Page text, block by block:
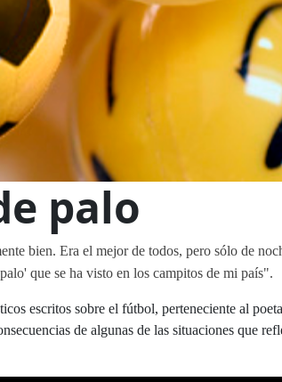
palo
bien. Era el mejor de todos, pero sólo de
que se ha visto en los campitos de mi país".
escritos sobre el fútbol, perteneciente al
de algunas de las situaciones que